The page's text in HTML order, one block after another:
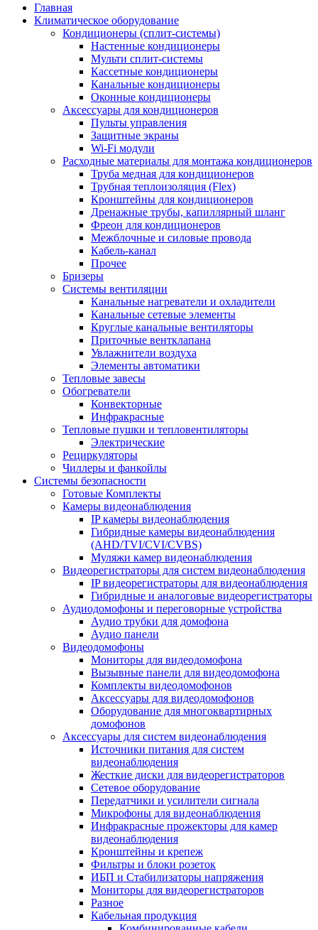
Главная
Климатическое оборудование
Кондиционеры (сплит-системы)
Настенные кондиционеры
Мульти сплит-системы
Кассетные кондиционеры
Канальные кондиционеры
Оконные кондиционеры
Аксессуары для кондиционеров
Пульты управления
Защитные экраны
Wi-Fi модули
Расходные материалы для монтажа кондиционеров
Труба медная для кондиционеров
Трубная теплоизоляция (Flex)
Кронштейны для кондиционеров
Дренажные трубы, капиллярный шланг
Фреон для кондиционеров
Межблочные и силовые провода
Кабель-канал
Прочее
Бризеры
Системы вентиляции
Канальные нагреватели и охладители
Канальные сетевые элементы
Круглые канальные вентиляторы
Приточные вентклапана
Увлажнители воздуха
Элементы автоматики
Тепловые завесы
Обогреватели
Конвекторные
Инфракрасные
Тепловые пушки и тепловентиляторы
Электрические
Рециркуляторы
Чиллеры и фанкойлы
Системы безопасности
Готовые Комплекты
Камеры видеонаблюдения
IP камеры видеонаблюдения
Гибридные камеры видеонаблюдения
(AHD/TVI/CVI/CVBS)
Муляжи камер видеонаблюдения
Видеорегистраторы для систем видеонаблюдения
IP видеорегистраторы для видеонаблюдения
Гибридные и аналоговые видеорегистраторы
Аудиодомофоны и переговорные устройства
Аудио трубки для домофона
Аудио панели
Видеодомофоны
Мониторы для видеодомофона
Вызывные панели для видеодомофона
Комплекты видеодомофонов
Аксессуары для видеодомофонов
Оборудование для многоквартирных
домофонов
Аксессуары для систем видеонаблюдения
Источники питания для систем
видеонаблюдения
Жесткие диски для видеорегистраторов
Сетевое оборудование
Передатчики и усилители сигнала
Микрофоны для видеонаблюдения
Инфракрасные прожекторы для камер
видеонаблюдения
Кронштейны и крепеж
Фильтры и блоки розеток
ИБП и Стабилизаторы напряжения
Мониторы для видеорегистраторов
Разное
Кабельная продукция